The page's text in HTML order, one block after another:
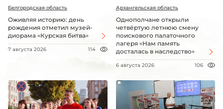
Белгородская область
Оживляя историю: день
рождения отметил музей-
диорама «Курская битва»
7 августа 2026 114
Архангельская область
Однополчане открыли
четвёртую летнюю смену
поискового палаточного
лагеря «Нам память
досталась в наследство»
6 августа 2026 106